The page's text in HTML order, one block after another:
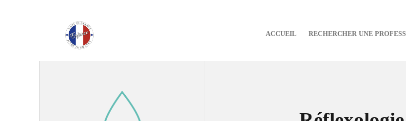
Enfance Made in France
ACCUEIL RECHERCHER UNE